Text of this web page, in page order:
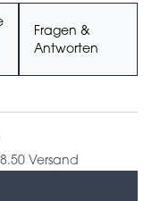
Fragen &
Antworten
Versand